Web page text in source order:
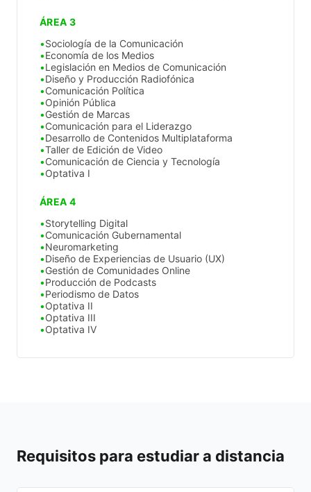
ÁREA 3
Sociología de la Comunicación
Economía de los Medios
Legislación en Medios de Comunicación
Diseño y Producción Radiofónica
Comunicación Política
Opinión Pública
Gestión de Marcas
Comunicación para el Liderazgo
Desarrollo de Contenidos Multiplataforma
Taller de Edición de Video
Comunicación de Ciencia y Tecnología
Optativa I
ÁREA 4
Storytelling Digital
Comunicación Gubernamental
Neuromarketing
Diseño de Experiencias de Usuario (UX)
Gestión de Comunidades Online
Producción de Podcasts
Periodismo de Datos
Optativa II
Optativa III
Optativa IV
Requisitos para estudiar a distancia